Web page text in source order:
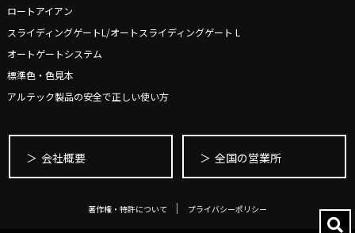
ロートアイアン
スライディングゲートL/オートスライディングゲート L
オートゲートシステム
標準色・色見本
アルテック製品の安全で正しい使い方
会社概要 全国の営業所
著作権・特許について プライバシーポリシー